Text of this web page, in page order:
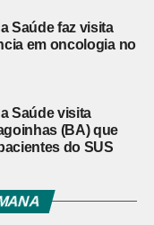
bem
a goleada e a
de final.
e abre vantagem
Saúde faz visita
em oncologia no
Saúde visita
(BA) que
do SUS